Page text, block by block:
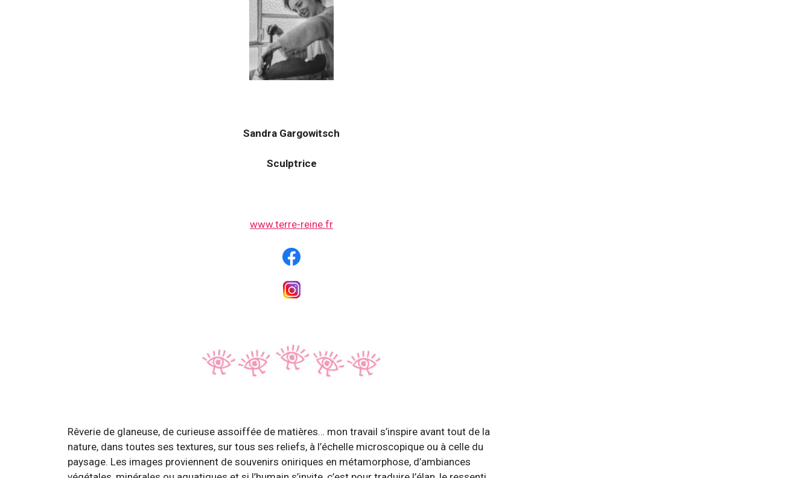
Sandra Gargowitsch
Sculptrice
www.terre-reine.fr
Rêverie de glaneuse, de curieuse assoiffée de matières… mon travail s’inspire avant tout de la
nature, dans toutes ses textures, sur tous ses reliefs, à l’échelle microscopique ou à celle du
paysage. Les images proviennent de souvenirs oniriques en métamorphose, d’ambiances